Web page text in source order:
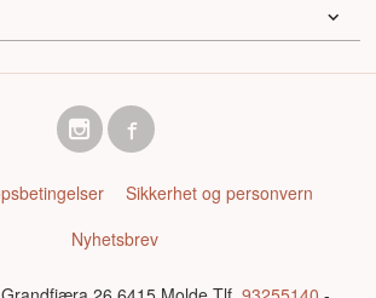
Sikkerhet og personvern
Nyhetsbrev